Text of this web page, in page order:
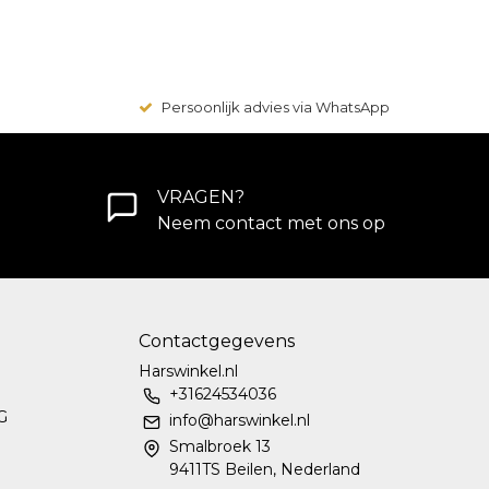
Persoonlijk advies via WhatsApp
VRAGEN?
Neem contact met ons op
Contactgegevens
Harswinkel.nl
+31624534036
info@harswinkel.nl
Smalbroek 13
9411TS Beilen, Nederland